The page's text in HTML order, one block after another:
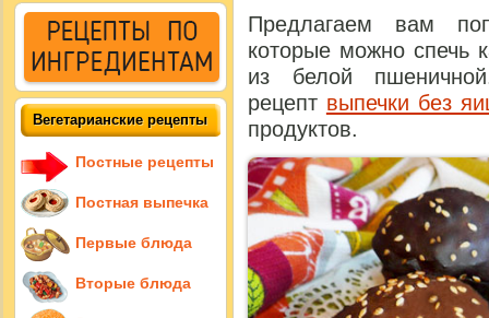
Предлагаем вам
которые можно спечь
из белой
рецепт выпечки без
продуктов.
Вегетарианские рецепты
Постные рецепты
Постная выпечка
Первые блюда
Вторые блюда